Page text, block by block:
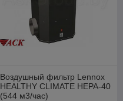
Воздушный фильтр Lennox
HEALTHY CLIMATE HEPA-40
(544 м3/час)